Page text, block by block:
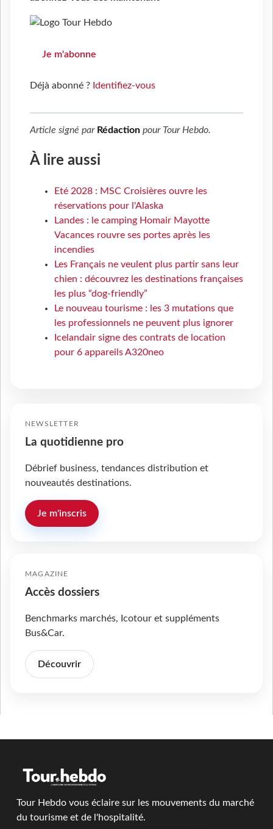
Je m'abonne
Déjà abonné ? Identifiez-vous
Article signé par Rédaction pour Tour Hebdo.
À lire aussi
Eté 2028 : MSC Croisières ouvre les
réservations pour l'Alaska
Landes : le camping Homair Mayotte
Vacances rouvre ses portes après les
incendies
Les Français ne veulent plus partir sans leur
chien : découvrez les destinations françaises
les plus “dog-friendly”
Le nouveau tourisme : les 3 mutations que
les professionnels ne peuvent plus ignorer
Icelandair signe des contrats de location
pour 6 appareils A320neo
NEWSLETTER
La quotidienne pro
Débrief business, tendances distribution et
nouveautés destinations.
Je m'inscris
MAGAZINE
Accès dossiers
Benchmarks marchés, Icotour et suppléments
Bus&Car.
Découvrir
Tour Hebdo vous éclaire sur les mouvements du marché
du tourisme et de l'hospitalité.